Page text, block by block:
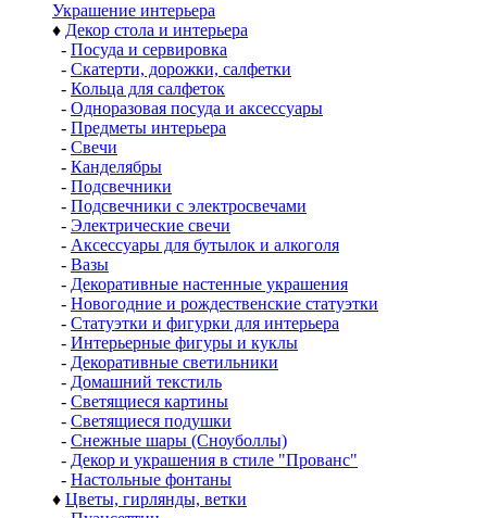
Украшение интерьера
♦ Декор стола и интерьера
- Посуда и сервировка
- Скатерти, дорожки, салфетки
- Кольца для салфеток
- Одноразовая посуда и аксессуары
- Предметы интерьера
- Свечи
- Канделябры
- Подсвечники
- Подсвечники с электросвечами
- Электрические свечи
- Аксессуары для бутылок и алкоголя
- Вазы
- Декоративные настенные украшения
- Новогодние и рождественские статуэтки
- Статуэтки и фигурки для интерьера
- Интерьерные фигуры и куклы
- Декоративные светильники
- Домашний текстиль
- Светящиеся картины
- Светящиеся подушки
- Снежные шары (Сноуболлы)
- Декор и украшения в стиле "Прованс"
- Настольные фонтаны
♦ Цветы, гирлянды, ветки